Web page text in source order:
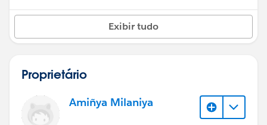
Exibir tudo
Proprietário
Amiñya Milaniya